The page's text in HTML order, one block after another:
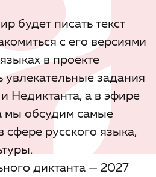
будет писать текст
с его версиями
в проекте
увлекательные задания
и Недиктанта, а в эфире
мы обсудим самые
сфере русского языка,
диктанта — 2027